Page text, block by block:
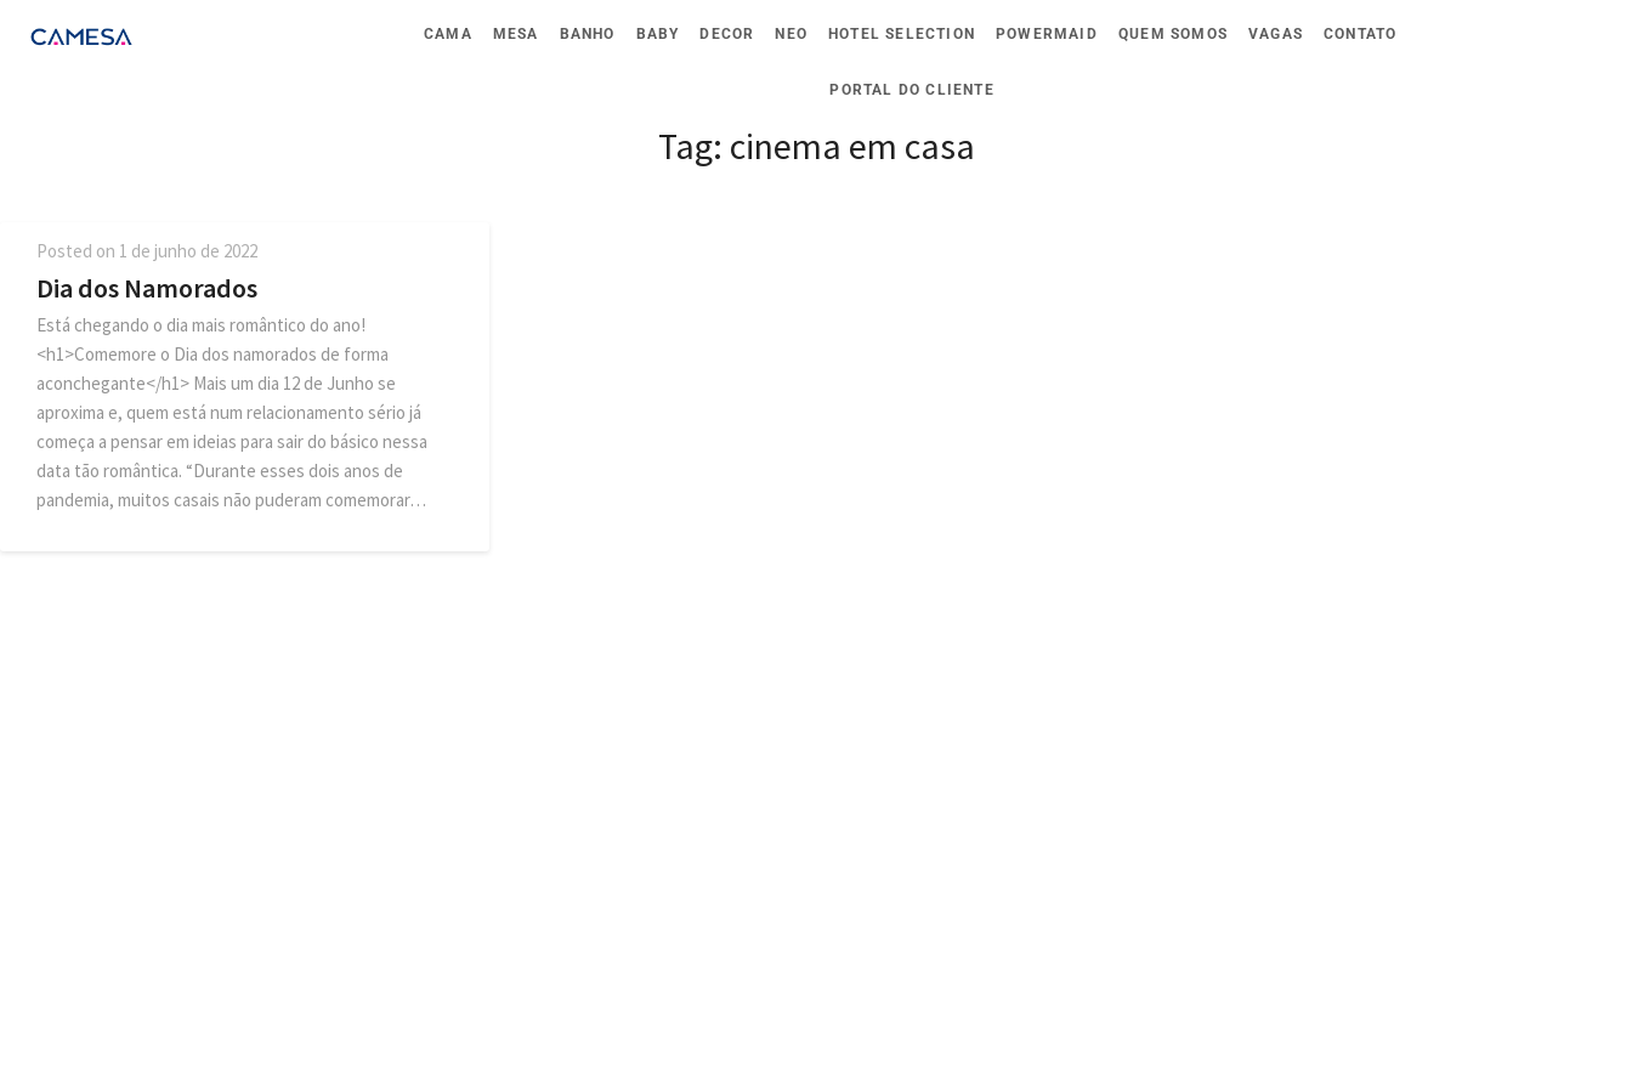
CAMA MESA BANHO BABY DECOR NEO HOTEL SELECTION POWERMAID QUEM SOMOS VAGAS CONTATO
PORTAL DO CLIENTE
Tag: cinema em casa
Posted on 1 de junho de 2022
Dia dos Namorados
Está chegando o dia mais romântico do ano!
<h1>Comemore o Dia dos namorados de forma
aconchegante</h1> Mais um dia 12 de Junho se
aproxima e, quem está num relacionamento sério já
começa a pensar em ideias para sair do básico nessa
data tão romântica. “Durante esses dois anos de
pandemia, muitos casais não puderam comemorar…